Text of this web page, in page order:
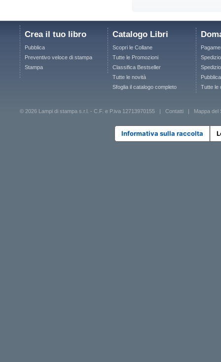
Crea il tuo libro
Pubblica
Preventivo veloce di stampa
Stampa
Catalogo Libri
Scopri le Collane
Tutte le Promozioni
Classifica Bestseller
Tutte le novità
Sfoglia il catalogo completo
Tutte le
© 2026 Lampi di stampa s.r.l. - C.F. e P.iva 12713970155 | Contatti Mappa del
Informativa sulla raccolta